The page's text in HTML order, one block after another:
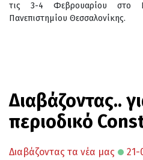
τις 3-4 Φεβρουαρίου στο
Πανεπιστημίου Θεσσαλονίκης.
Διαβάζοντας..
περιοδικό
Διαβάζοντας τα νέα μας 21-